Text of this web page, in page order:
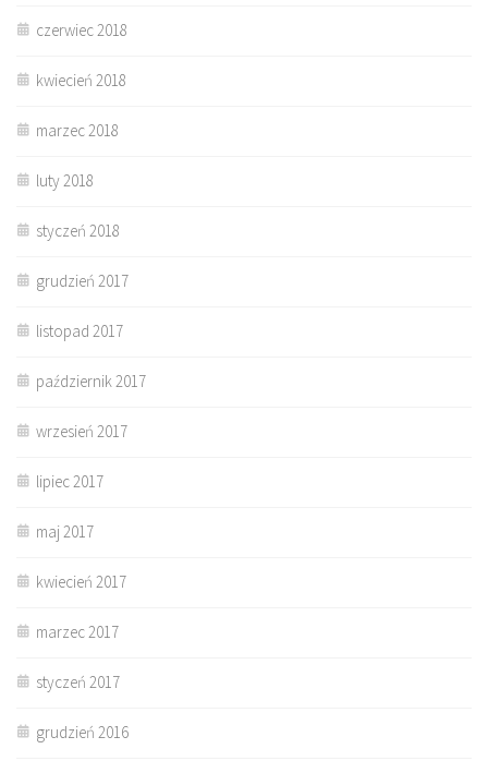
czerwiec 2018
kwiecień 2018
marzec 2018
luty 2018
styczeń 2018
grudzień 2017
listopad 2017
październik 2017
wrzesień 2017
lipiec 2017
maj 2017
kwiecień 2017
marzec 2017
styczeń 2017
grudzień 2016